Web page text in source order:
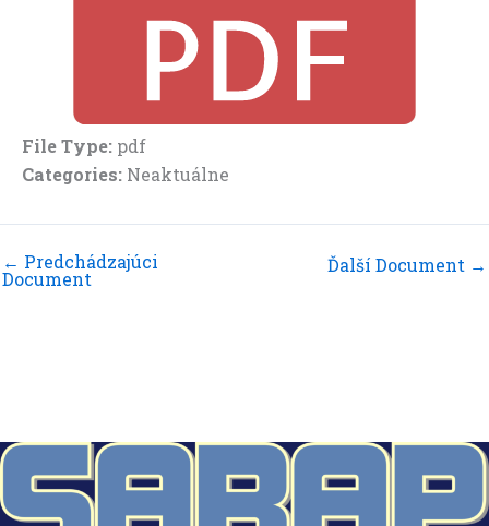
File Type: pdf
Categories: Neaktuálne
← Predchádzajúci
Document
Ďalší Document →